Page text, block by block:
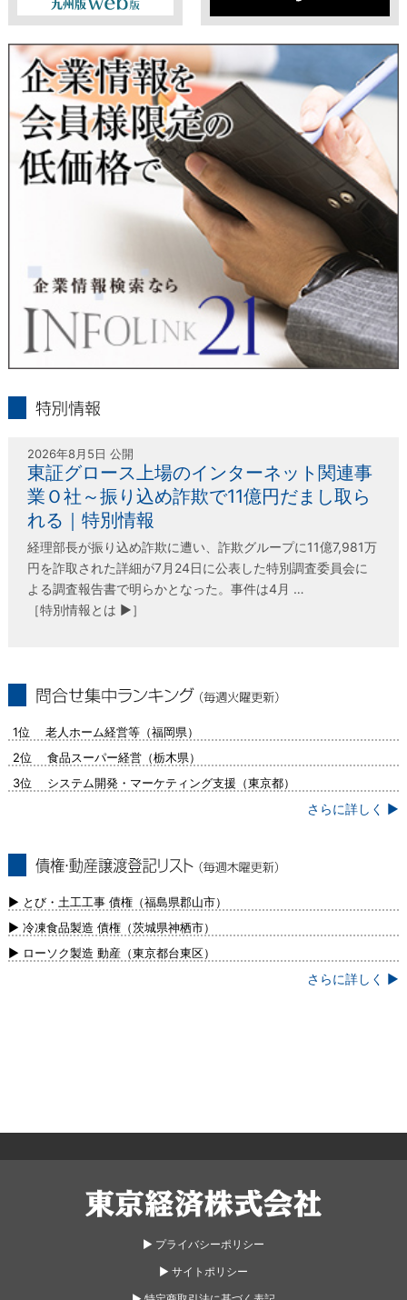
ますのでご了承ください。
当社は、本人が自己の個人情報について、通知・開示・訂正・
追加・削除・利用停止・提供停止の希望がございましたら、本
人または代理人の請求応じて、個人データの通知・開示・訂
正・追加・削除・利用停止・提供停止の請求に応じます。
受付方法は、本人確認資料（運転免許証、パスポート何れかの
コピー）、「個人情報取扱申請書」「委任状」（代理人による
申請の場合のみ必要となります）を当社宛にお送り下さい。
＜個人情報保護に関するお問合せ・相談窓口＞
〒802-0004 北九州市小倉北区鍛冶町2丁目5-11（第一東経ビ
フリーダイヤル 0120-55-9986
受付時間 平日9：00～17：00
東経会社要覧web版 X
2026年8月5日 公開
東証グロース上場のインターネット関連事
業Ｏ社～振り込め詐欺で11億円だまし取ら
れる｜特別情報
経理部長が振り込め詐欺に遭い、詐欺グループに11億7,981万
円を詐取された詳細が7月24日に公表した特別調査委員会に
よる調査報告書で明らかとなった。事件は4月 …
［特別情報とは ▶］
1位 老人ホーム経営等（福岡県）
2位 食品スーパー経営（栃木県）
3位 システム開発・マーケティング支援（東京都）
さらに詳しく ▶
新）
▶ とび・土工工事 債権（福島県郡山市）
▶ 冷凍食品製造 債権（茨城県神栖市）
▶ ローソク製造 動産（東京都台東区）
さらに詳しく ▶
▶︎ プライバシーポリシー
▶︎ サイトポリシー